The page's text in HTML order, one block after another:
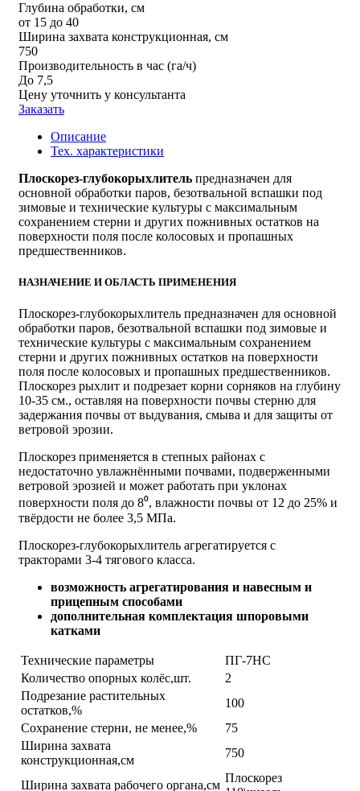
Глубина обработки, см
от 15 до 40
Ширина захвата конструкционная, см
750
Производительность в час (га/ч)
До 7,5
Цену уточнить у консультанта
Заказать
Описание
Тех. характеристики
Плоскорез-глубокорыхлитель предназначен для
основной обработки паров, безотвальной вспашки под
зимовые и технические культуры с максимальным
сохранением стерни и других пожнивных остатков на
поверхности поля после колосовых и пропашных
предшественников.
НАЗНАЧЕНИЕ И ОБЛАСТЬ ПРИМЕНЕНИЯ
Плоскорез-глубокорыхлитель предназначен для основной
обработки паров, безотвальной вспашки под зимовые и
технические культуры с максимальным сохранением
стерни и других пожнивных остатков на поверхности
поля после колосовых и пропашных предшественников.
Плоскорез рыхлит и подрезает корни сорняков на глубину
10-35 см., оставляя на поверхности почвы стерню для
задержания почвы от выдувания, смыва и для защиты от
ветровой эрозии.
Плоскорез применяется в степных районах с
недостаточно увлажнёнными почвами, подверженными
ветровой эрозией и может работать при уклонах
поверхности поля до 8⁰, влажности почвы от 12 до 25% и
твёрдости не более 3,5 МПа.
Плоскорез-глубокорыхлитель агрегатируется с
тракторами 3-4 тягового класса.
возможность агрегатирования и навесным и
прицепным способами
дополнительная комплектация шпоровыми
катками
Технические параметры
ПГ-7НС
Количество опорных колёс,шт.
2
Подрезание растительных
остатков,%
100
Сохранение стерни, не менее,%
75
Ширина захвата
конструкционная,см
750
Ширина захвата рабочего органа,см
Плоскорез